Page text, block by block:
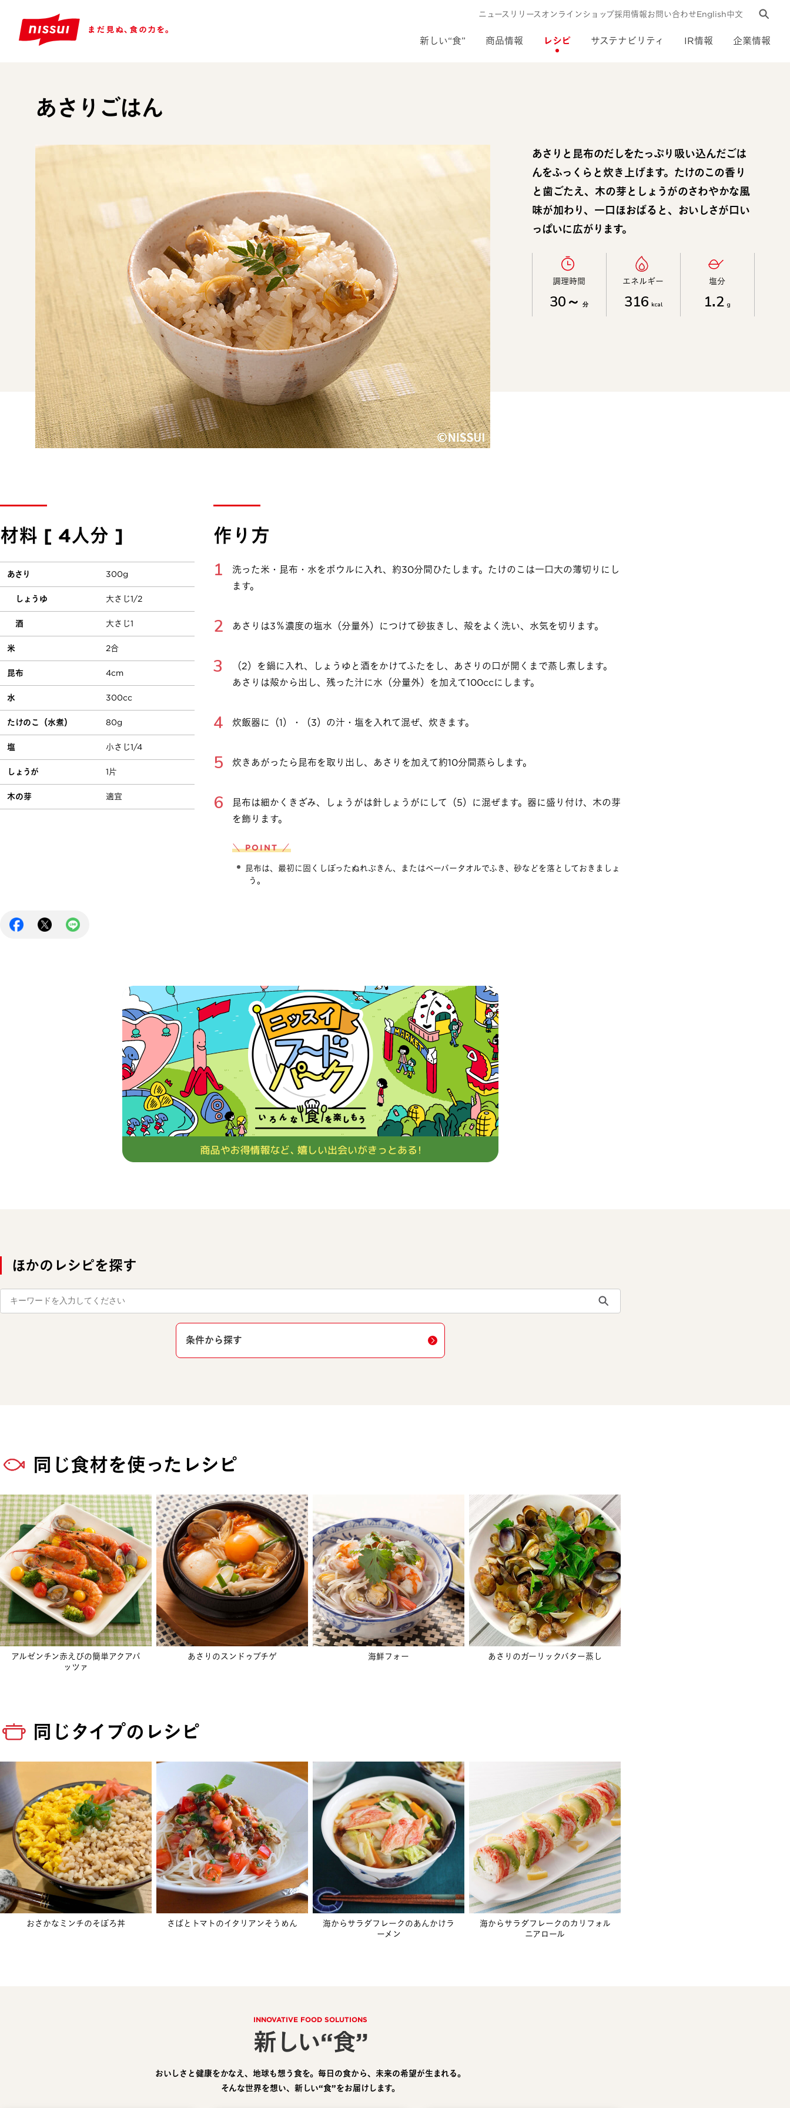
新しい“食” 商品情報 レシピ サステナビリティ IR情報 企業情報
ニュースリリースオンラインショップ採用情報お問い合わせEnglish中文
あさりごはん
あさりと昆布のだしをたっぷり吸い込んだごは
んをふっくらと炊き上げます。たけのこの香り
と歯ごたえ、木の芽としょうがのさわやかな風
味が加わり、一口ほおばると、おいしさが口い
っぱいに広がります。
調理時間​
30～ 分
エネルギー​
316 kcal
塩分​
1.2 g
材料 [ 4人分 ]
あさり 300g
しょうゆ 大さじ1/2
酒 大さじ1
米 2合
昆布 4cm
水 300cc
たけのこ（水煮） 80g
塩 小さじ1/4
しょうが 1片
木の芽 適宜
作り方
洗った米・昆布・水をボウルに入れ、約30分間ひたします。たけのこは一口大の薄切りにし
ます。
あさりは3％濃度の塩水（分量外）につけて砂抜きし、殻をよく洗い、水気を切ります。
（2）を鍋に入れ、しょうゆと酒をかけてふたをし、あさりの口が開くまで蒸し煮します。
あさりは殻から出し、残った汁に水（分量外）を加えて100ccにします。
炊飯器に（1）・（3）の汁・塩を入れて混ぜ、炊きます。
炊きあがったら昆布を取り出し、あさりを加えて約10分間蒸らします。
昆布は細かくきざみ、しょうがは針しょうがにして（5）に混ぜます。器に盛り付け、木の芽
を飾ります。
＼ POINT ／
昆布は、最初に固くしぼったぬれぶきん、またはペーパータオルでふき、砂などを落としておきましょ
う。
ほかのレシピを探す
条件から探す
同じ食材を使ったレシピ
アルゼンチン赤えびの簡単アクアパ
ッツァ
あさりのスンドゥブチゲ 海鮮フォー あさりのガーリックバター蒸し
同じタイプのレシピ
おさかなミンチのそぼろ丼 さばとトマトのイタリアンそうめん
海からサラダフレークのあんかけラ
ーメン
海からサラダフレークのカリフォル
ニアロール
INNOVATIVE FOOD SOLUTIONS
新しい“食”
おいしさと健康をかなえ、地球も想う食を。毎日の食から、未来の希望が生まれる。
そんな世界を想い、新しい“食”をお届けします。